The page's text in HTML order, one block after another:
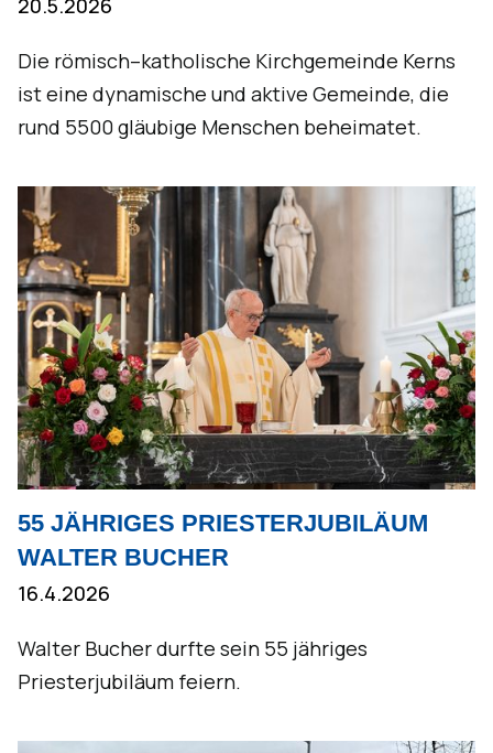
20.5.2026
Die römisch–katholische Kirchgemeinde Kerns
ist eine dynamische und aktive Gemeinde, die
rund 5500 gläubige Menschen beheimatet.
55 JÄHRIGES PRIESTERJUBILÄUM
WALTER BUCHER
16.4.2026
Walter Bucher durfte sein 55 jähriges
Priesterjubiläum feiern.